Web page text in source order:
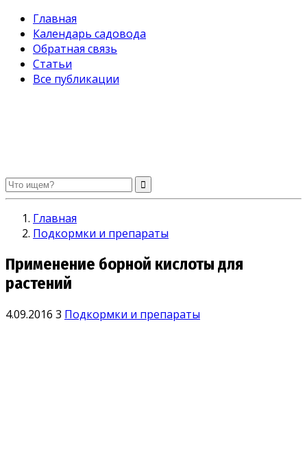
Главная
Календарь садовода
Обратная связь
Статьи
Все публикации
Огород без хлопот. Советы садоводам и огородникам
Главная
Подкормки и препараты
Применение борной кислоты для
растений
4.09.2016 3 Подкормки и препараты